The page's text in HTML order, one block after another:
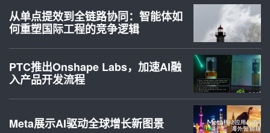
从单点提效到全链路协同：智能体如
何重塑国际工程的竞争逻辑
PTC推出Onshape Labs，加速AI融
入产品开发流程
Meta展示AI驱动全球增长新图景